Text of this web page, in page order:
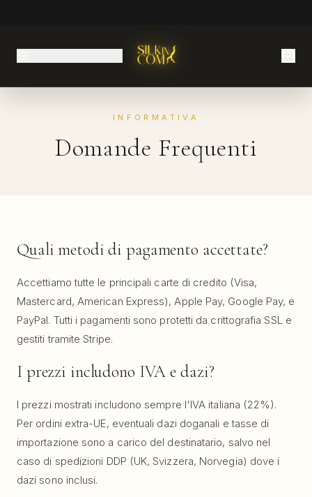
INFORMATIVA
Domande Frequenti
Quali metodi di pagamento accettate?
Accettiamo tutte le principali carte di credito (Visa,
Mastercard, American Express), Apple Pay, Google Pay, e
PayPal. Tutti i pagamenti sono protetti da crittografia SSL e
gestiti tramite Stripe.
I prezzi includono IVA e dazi?
I prezzi mostrati includono sempre l'IVA italiana (22%).
Per ordini extra-UE, eventuali dazi doganali e tasse di
importazione sono a carico del destinatario, salvo nel
caso di spedizioni DDP (UK, Svizzera, Norvegia) dove i
dazi sono inclusi.